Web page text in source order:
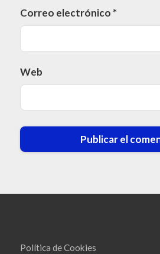
Correo electrónico *
Web
Política de Cookies